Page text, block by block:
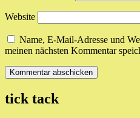
Website
Name, E-Mail-Adresse und
meinen nächsten Kommentar
tick tack